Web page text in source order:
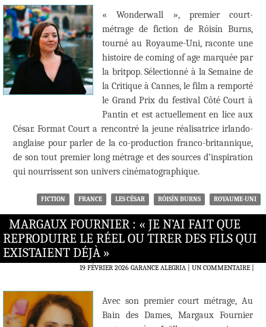
« Wonderwall », premier court-
métrage de fiction de Róisín Burns,
tourné au Royaume-Uni, raconte une
histoire de coming of age marquée par
la britpop. Sélectionné à la Semaine de
la Critique à Cannes, le film a remporté
le Grand Prix du festival Côté Court à
Pantin et est actuellement en lice aux
César. Format Court a rencontré la jeune réalisatrice irlando-
anglaise pour parler de la co-production franco-britannique,
de son tout premier long métrage et des sources d’inspiration
qui nourrissent son univers cinématographique.
FICTION FRANCE LES CÉSAR RÓISÍN BURNS ROYAUME-UNI
MARGAUX FOURNIER : « JE N’AI FAIT QUE
REPRODUIRE LE RÉEL OU TIRER DES FILS QUI
EXISTAIENT DÉJÀ »
19 FÉVRIER 2026 GARANCE ALEGRIA UN COMMENTAIRE|
Avec son premier court métrage, Au
Bain des Dames, Margaux Fournier